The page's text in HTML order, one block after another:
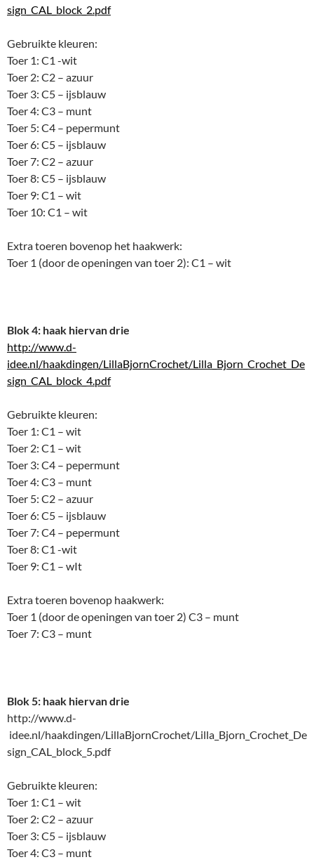
sign_CAL_block_2.pdf
Gebruikte kleuren:
Toer 1: C1 -wit
Toer 2: C2 – azuur
Toer 3: C5 – ijsblauw
Toer 4: C3 – munt
Toer 5: C4 – pepermunt
Toer 6: C5 – ijsblauw
Toer 7: C2 – azuur
Toer 8: C5 – ijsblauw
Toer 9: C1 – wit
Toer 10: C1 – wit
Extra toeren bovenop het haakwerk:
Toer 1 (door de openingen van toer 2): C1 – wit
Blok 4: haak hiervan drie
http://www.d-
idee.nl/haakdingen/LillaBjornCrochet/Lilla_Bjorn_Crochet_De
sign_CAL_block_4.pdf
Gebruikte kleuren:
Toer 1: C1 – wit
Toer 2: C1 – wit
Toer 3: C4 – pepermunt
Toer 4: C3 – munt
Toer 5: C2 – azuur
Toer 6: C5 – ijsblauw
Toer 7: C4 – pepermunt
Toer 8: C1 -wit
Toer 9: C1 – wIt
Extra toeren bovenop haakwerk:
Toer 1 (door de openingen van toer 2) C3 – munt
Toer 7: C3 – munt
Blok 5: haak hiervan drie
http://www.d-
idee.nl/haakdingen/LillaBjornCrochet/Lilla_Bjorn_Crochet_De
sign_CAL_block_5.pdf
Gebruikte kleuren:
Toer 1: C1 – wit
Toer 2: C2 – azuur
Toer 3: C5 – ijsblauw
Toer 4: C3 – munt